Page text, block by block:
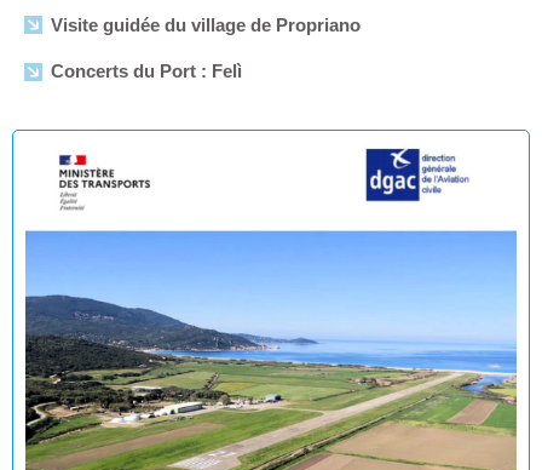
Visite guidée du village de Propriano
Concerts du Port : Felì
Enquête publique en vue de l'Établissement du plan de
servitudes aéronautiques de dégagement de l’aérodrome
de Propriano
Fermeture temporaire de la baignade Plage du Lido -
Purraja par mesure de précaution
Décision du Maire du 09 juillet 2026